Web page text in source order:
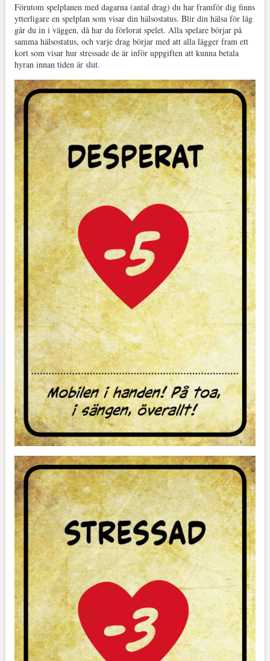
Förutom spelplanen med dagarna (antal drag) du har framför dig finns
ytterligare en spelplan som visar din hälsostatus. Blir din hälsa för låg
går du in i väggen, då har du förlorat spelet. Alla spelare börjar på
samma hälsostatus, och varje drag börjar med att alla lägger fram ett
kort som visar hur stressade de är inför uppgiften att kunna betala
hyran innan tiden är slut.